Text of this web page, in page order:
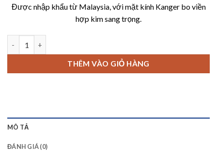
Được nhập khẩu từ Malaysia, với mặt kính Kanger bo viền
hợp kim sang trọng.
THÊM VÀO GIỎ HÀNG
MÔ TẢ
ĐÁNH GIÁ (0)